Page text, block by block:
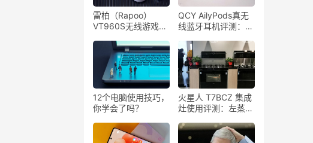
雷柏（Rapoo）
VT960S无线游戏鼠
引擎，9个可编程按
键，超长续航！
QCY AilyPods真无
线蓝牙耳机评测：拒
位，百元价位无敌
手！
12个电脑使用技巧，
你学会了吗？
火星人 T7BCZ 集成
灶使用评测：左蒸烤
吸下排，低空近吸！